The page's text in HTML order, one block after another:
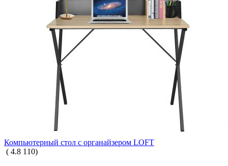
Компьютерный стол с органайзером LOFT
( 4.8 110)